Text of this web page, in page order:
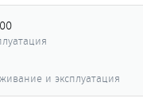
и эксплуатация